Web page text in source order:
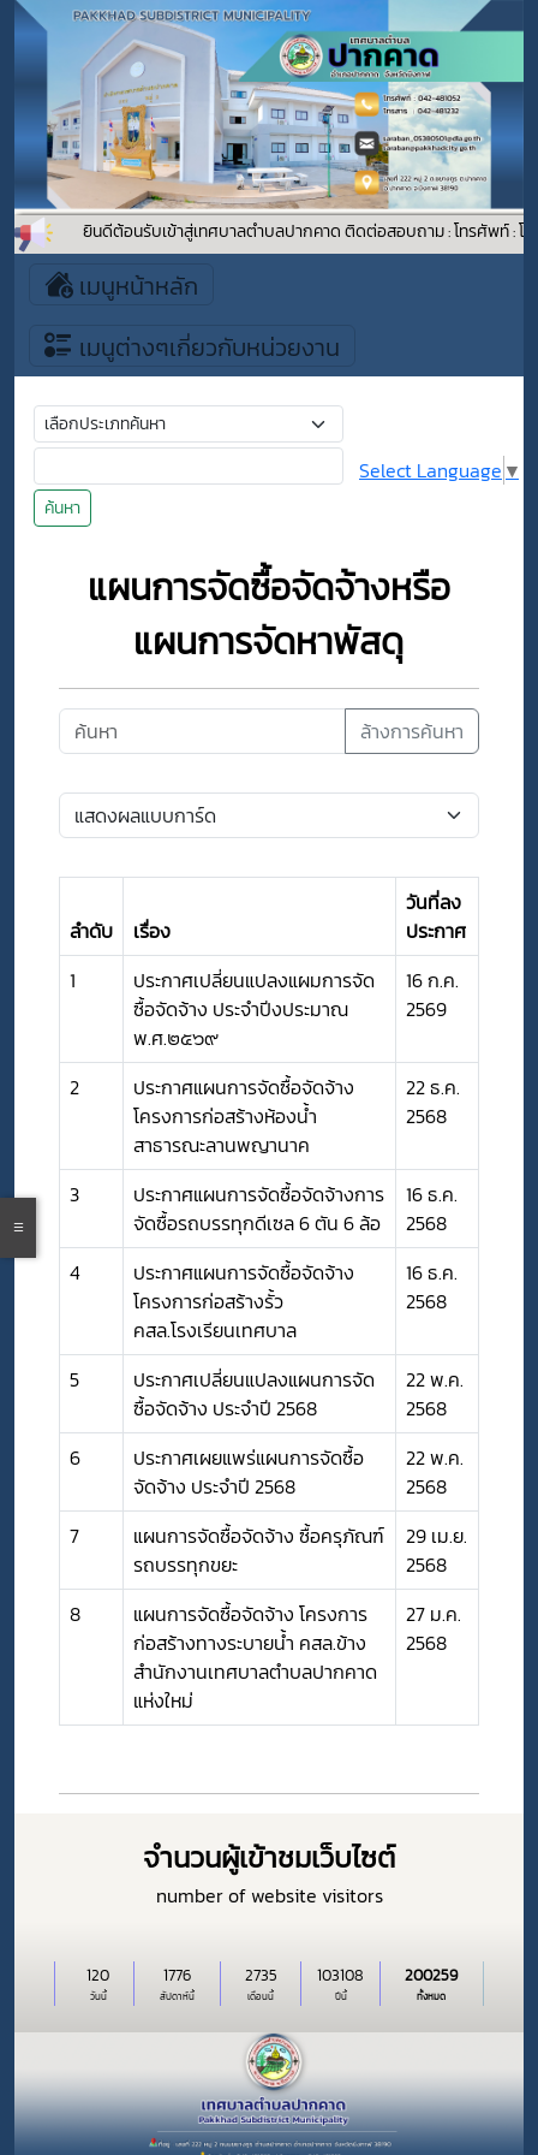
ยินดีต้อนรับเข้าสู่เทศบาลตำบลปากคาด ติดต่อสอบถาม : โทรศัพท์ : โท
เมนูหน้าหลัก
เมนูต่างๆเกี่ยวกับหน่วยงาน
ค้นหา
Select Language ▼
แผนการจัดซื้อจัดจ้างหรือ
แผนการจัดหาพัสดุ
ล้างการค้นหา
ลำดับ เรื่อง
วันที่ลง
ประกาศ
1
ประกาศเปลี่ยนแปลงแผมการจัด
ซื้อจัดจ้าง ประจำปีงประมาณ
พ.ศ.๒๕๖๙
16 ก.ค.
2569
2
ประกาศแผนการจัดซื้อจัดจ้าง
โครงการก่อสร้างห้องน้ำ
สาธารณะลานพญานาค
22 ธ.ค.
2568
3
ประกาศแผนการจัดซื้อจัดจ้างการ
จัดซื้อรถบรรทุกดีเซล 6 ตัน 6 ล้อ
16 ธ.ค.
2568
4
ประกาศแผนการจัดซื้อจัดจ้าง
โครงการก่อสร้างรั้ว
คสล.โรงเรียนเทศบาล
16 ธ.ค.
2568
5
ประกาศเปลี่ยนแปลงแผนการจัด
ซื้อจัดจ้าง ประจำปี 2568
22 พ.ค.
2568
6
ประกาศเผยแพร่แผนการจัดซื้อ
จัดจ้าง ประจำปี 2568
22 พ.ค.
2568
7
แผนการจัดซื้อจัดจ้าง ซื้อครุภัณฑ์
รถบรรทุกขยะ
29 เม.ย.
2568
8
แผนการจัดซื้อจัดจ้าง โครงการ
ก่อสร้างทางระบายน้ำ คสล.ข้าง
สำนักงานเทศบาลตำบลปากคาด
แห่งใหม่
27 ม.ค.
2568
จำนวนผู้เข้าชมเว็บไซต์
number of website visitors
วันนี้
120
สัปดาห์นี้
1776
เดือนนี้
2735
ปีนี้
103108
ทั้งหมด
200259